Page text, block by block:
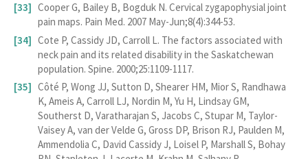
Cooper G, Bailey B, Bogduk N. Cervical zygapophysial joint
pain maps. Pain Med. 2007 May-Jun;8(4):344-53.
Cote P, Cassidy JD, Carroll L. The factors associated with
neck pain and its related disability in the Saskatchewan
population. Spine. 2000;25:1109-1117.
Côté P, Wong JJ, Sutton D, Shearer HM, Mior S, Randhawa
K, Ameis A, Carroll LJ, Nordin M, Yu H, Lindsay GM,
Southerst D, Varatharajan S, Jacobs C, Stupar M, Taylor-
Vaisey A, van der Velde G, Gross DP, Brison RJ, Paulden M,
Ammendolia C, David Cassidy J, Loisel P, Marshall S, Bohay